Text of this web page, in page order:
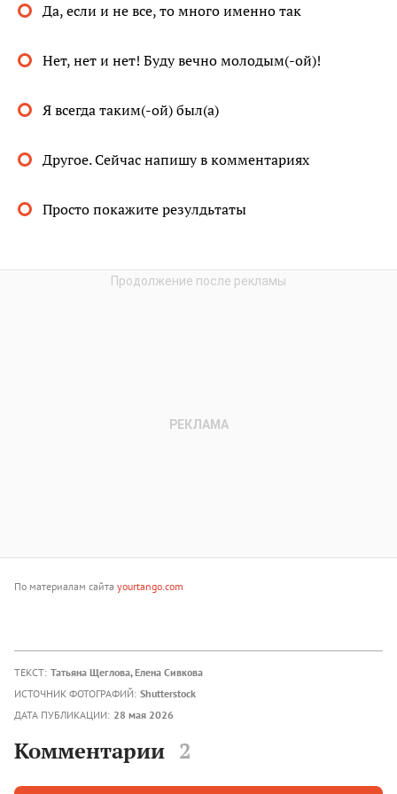
Да, если и не все, то много именно так
Нет, нет и нет! Буду вечно молодым(-ой)!
Я всегда таким(-ой) был(а)
Другое. Сейчас напишу в комментариях
Просто покажите резулдьтаты
По материалам сайта yourtango.com
ТЕКСТ: Татьяна Щеглова, Елена Сивкова
ИСТОЧНИК ФОТОГРАФИЙ: Shutterstock
ДАТА ПУБЛИКАЦИИ: 28 мая 2026
Комментарии 2